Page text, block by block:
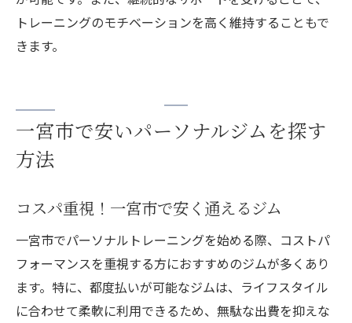
トレーニングのモチベーションを高く維持することもで
きます。
一宮市で安いパーソナルジムを探す
方法
コスパ重視！一宮市で安く通えるジム
一宮市でパーソナルトレーニングを始める際、コストパ
フォーマンスを重視する方におすすめのジムが多くあり
ます。特に、都度払いが可能なジムは、ライフスタイル
に合わせて柔軟に利用できるため、無駄な出費を抑えな